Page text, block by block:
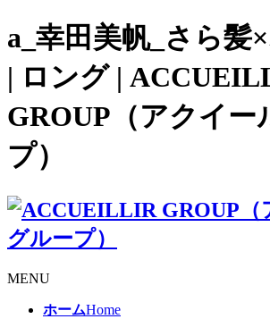
a_幸田美帆_さら髪
| ロング |
GROUP（アクイー
プ）
MENU
ホームHome